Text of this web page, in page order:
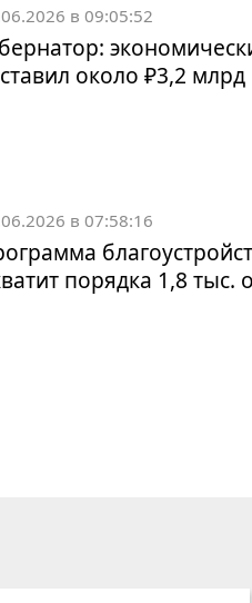
в 09:05:52
около ₽3,2 млрд
в 07:58:16
порядка 1,8 тыс.